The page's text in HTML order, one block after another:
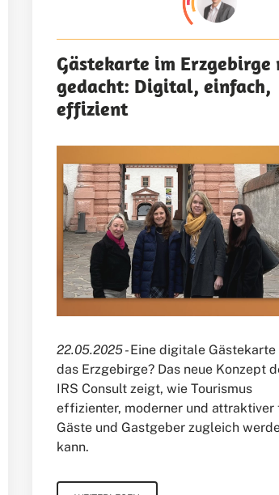
Gästekarte im Erzgebirge
gedacht: Digital, einfach,
effizient
22.05.2025 -Eine digitale
das Erzgebirge? Das neue Konzept
IRS Consult zeigt, wie Tourismus
effizienter, moderner und attraktiver
Gäste und Gastgeber zugleich
kann.